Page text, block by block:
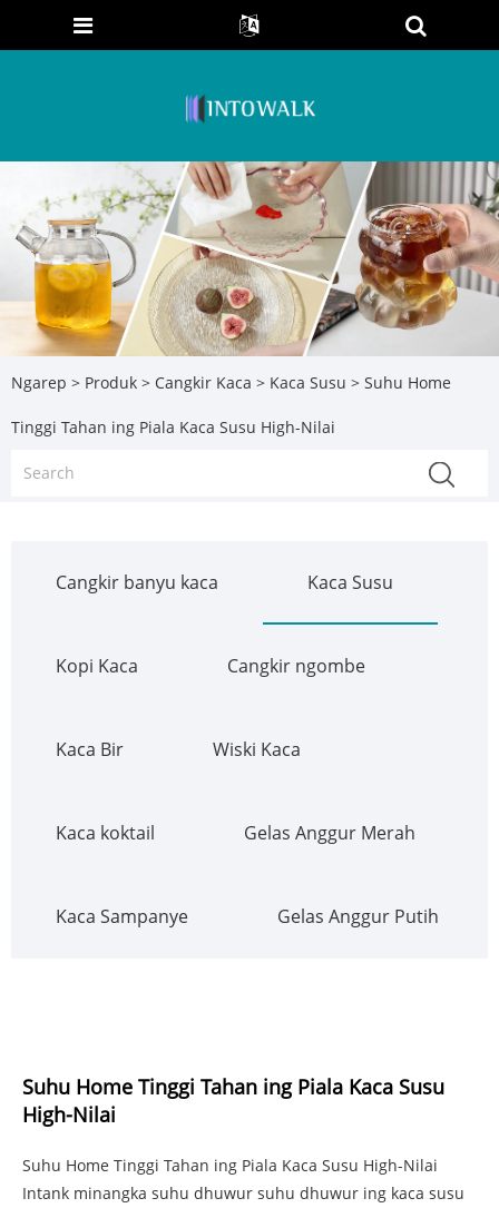
Ngarep > Produk > Cangkir Kaca > Kaca Susu > Suhu Home
Tinggi Tahan ing Piala Kaca Susu High-Nilai
Cangkir banyu kaca Kaca Susu
Kopi Kaca Cangkir ngombe
Kaca Bir Wiski Kaca
Kaca koktail Gelas Anggur Merah
Kaca Sampanye Gelas Anggur Putih
Suhu Home Tinggi Tahan ing Piala Kaca Susu
High-Nilai
Suhu Home Tinggi Tahan ing Piala Kaca Susu High-Nilai
Intank minangka suhu dhuwur suhu dhuwur ing kaca susu